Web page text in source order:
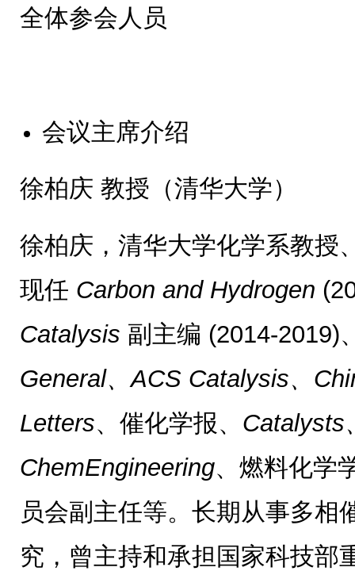
全体参会人员
会议主席介绍
徐柏庆 教授（清华大学）
徐柏庆，清华大学化学系教授
现任 Carbon and Hydrogen
Catalysis 副主编 (2014-2019)
General、ACS Catalysis、
Letters、催化学报、 Catalysts
ChemEngineering、燃料化学
员会副主任等。长期从事多相
究，曾主持和承担国家科技部